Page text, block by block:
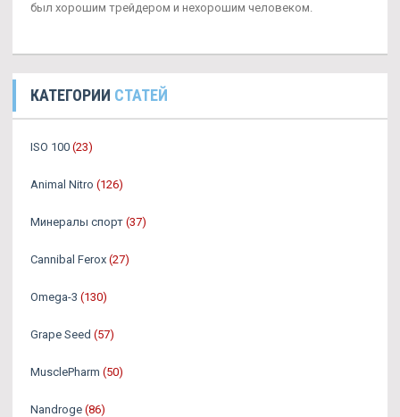
был хорошим трейдером и нехорошим человеком.
КАТЕГОРИИ СТАТЕЙ
ISO 100 (23)
Animal Nitro (126)
Минералы спорт (37)
Cannibal Ferox (27)
Omega-3 (130)
Grape Seed (57)
MusclePharm (50)
Nandroge (86)